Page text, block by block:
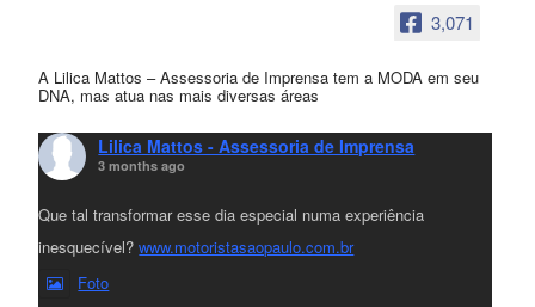
3,071
A Lilica Mattos – Assessoria de Imprensa tem a MODA em seu
DNA, mas atua nas mais diversas áreas
Lilica Mattos - Assessoria de Imprensa
3 months ago
Que tal transformar esse dia especial numa experiência
inesquecível?www.motoristasaopaulo.com.br
Foto